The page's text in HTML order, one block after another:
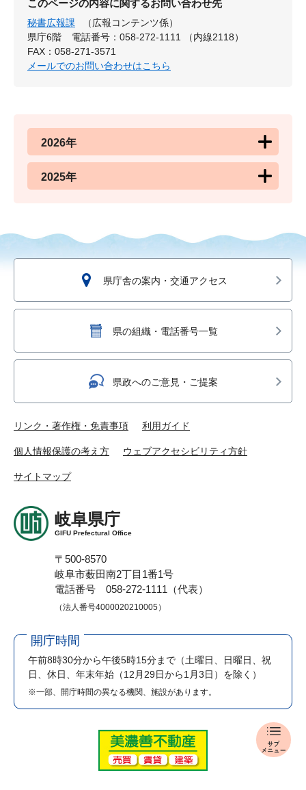
県
政
このページの内容に関するお問い合わせ先
秘書広報課
（広報コンテンツ係）
県庁6階
電話番号：058-272-1111 （内線2118）
FAX：058-271-3571
メールでのお問い合わせはこちら
2026年
2025年
県庁舎の案内・交通アクセス
県の組織・電話番号一覧
県政へのご意見・ご提案
リンク・著作権・免責事項 利用ガイド
個人情報保護の考え方 ウェブアクセシビリティ方針
サイトマップ
岐阜県庁
GIFU Prefectural Office
〒500-8570
岐阜市薮田南2丁目1番1号
電話番号 058-272-1111（代表）
（法人番号4000020210005）
開庁時間
午前8時30分から午後5時15分まで （土曜日、日曜日、祝
日、休日、年末年始（12月29日から1月3日）を除く）
※一部、開庁時間の異なる機関、施設があります。